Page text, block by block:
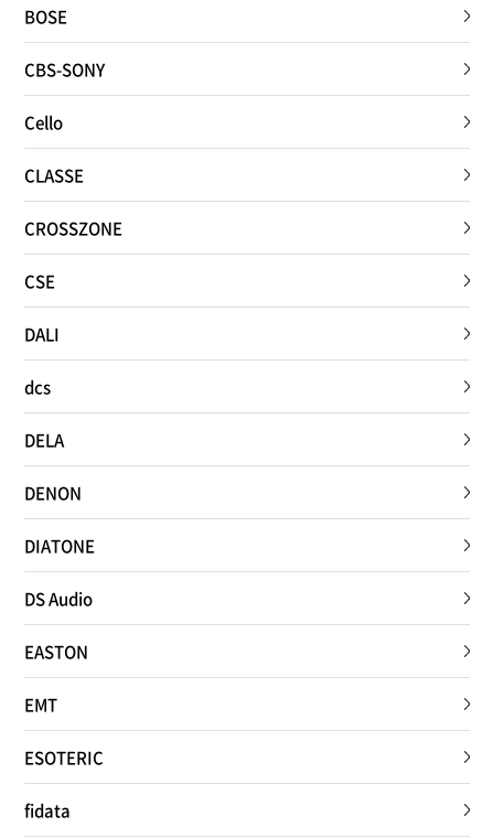
BOSE
CBS-SONY
Cello
CLASSE
CROSSZONE
CSE
DALI
dcs
DELA
DENON
DIATONE
DS Audio
EASTON
EMT
ESOTERIC
fidata